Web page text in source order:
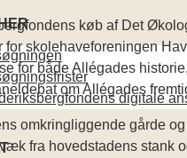
digitale
køb af Det
for skolehaveforeningen
for både Allégades
om Allégades
omkringliggende gårde
fra hovedstadens stank